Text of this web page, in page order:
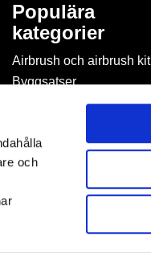
och
Populära
kategorier
Airbrush och airbrush kit
Byggsatser
Böcker & tidningar om
Byggmaterial
Figurspel